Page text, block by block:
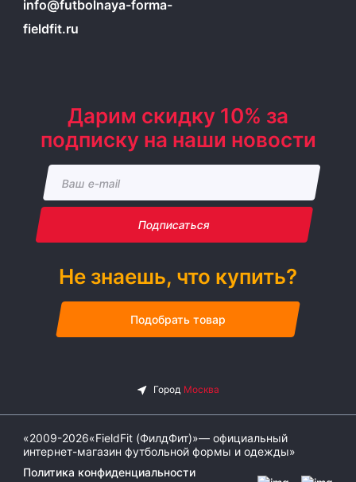
info@futbolnaya-forma-
fieldfit.ru
Дарим скидку 10% за
подписку на наши новости
Подписаться
Не знаешь, что купить?
Подобрать товар
«2009-2026«FieldFit (ФилдФит)»— официальный
интернет-магазин футбольной формы и одежды»
Политика конфиденциальности